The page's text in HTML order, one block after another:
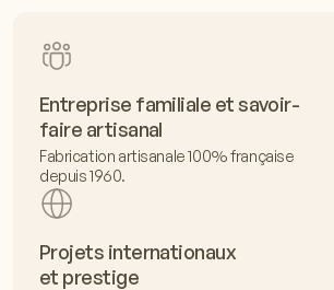
Entreprise familiale et savoir-
faire artisanal
Fabrication artisanale 100% française
depuis 1960.
Projets internationaux
et prestige